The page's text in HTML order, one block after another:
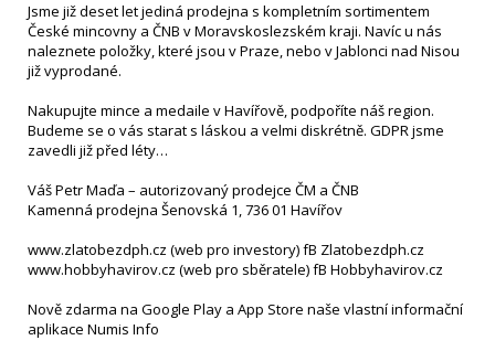
Jsme již deset let jediná prodejna s kompletním sortimentem
České mincovny a ČNB v Moravskoslezském kraji. Navíc u nás
naleznete položky, které jsou v Praze, nebo v Jablonci nad Nisou
již vyprodané.
Nakupujte mince a medaile v Havířově, podpoříte náš region.
Budeme se o vás starat s láskou a velmi diskrétně. GDPR jsme
zavedli již před léty…
Váš Petr Maďa – autorizovaný prodejce ČM a ČNB
Kamenná prodejna Šenovská 1, 736 01 Havířov
www.zlatobezdph.cz (web pro investory) fB Zlatobezdph.cz
www.hobbyhavirov.cz (web pro sběratele) fB Hobbyhavirov.cz
Nově zdarma na Google Play a App Store naše vlastní informační
aplikace Numis Info